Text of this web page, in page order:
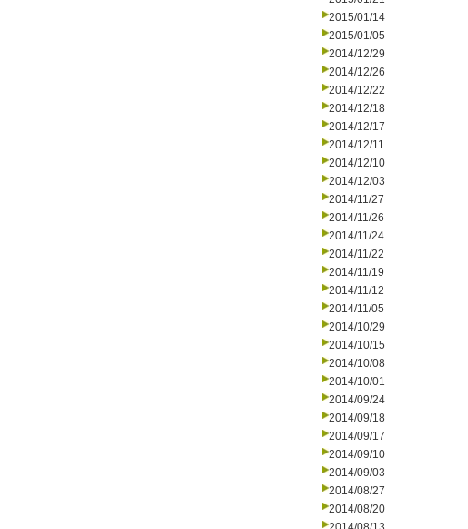
2015/01/14
2015/01/05
2014/12/29
2014/12/26
2014/12/22
2014/12/18
2014/12/17
2014/12/11
2014/12/10
2014/12/03
2014/11/27
2014/11/26
2014/11/24
2014/11/22
2014/11/19
2014/11/12
2014/11/05
2014/10/29
2014/10/15
2014/10/08
2014/10/01
2014/09/24
2014/09/18
2014/09/17
2014/09/10
2014/09/03
2014/08/27
2014/08/20